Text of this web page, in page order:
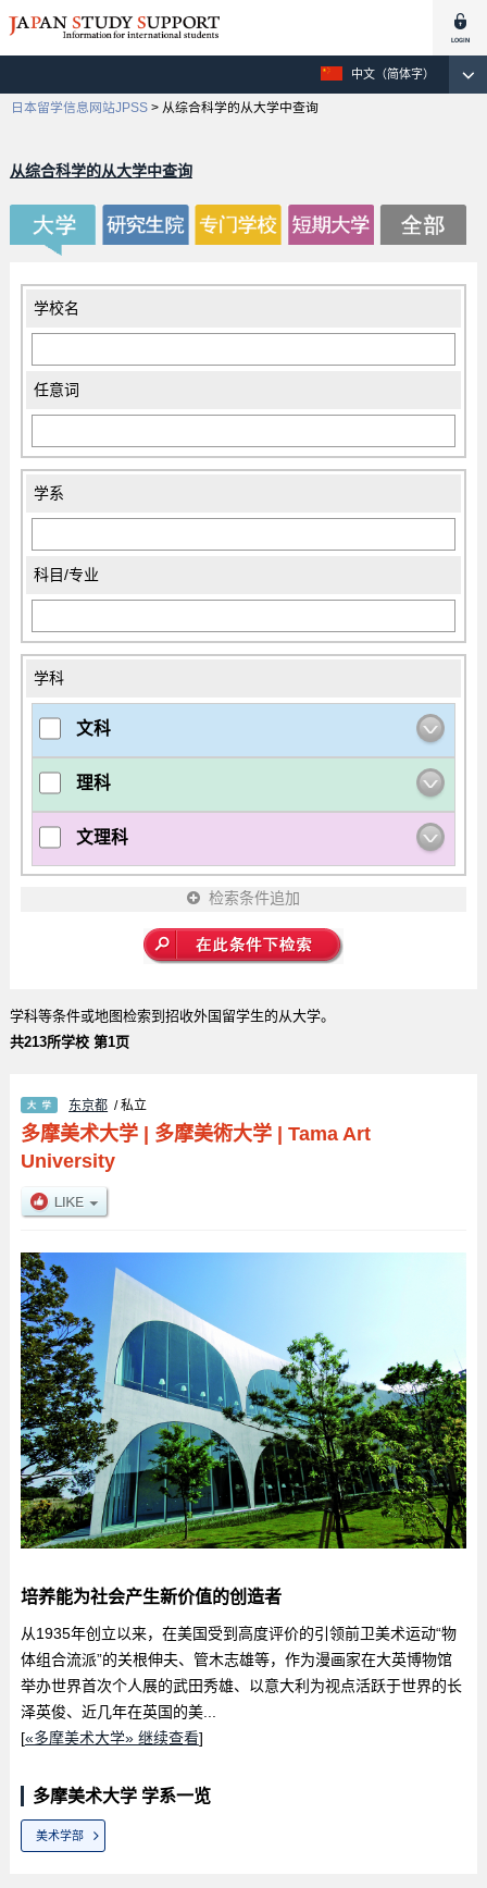
中文（简体字）
日本留学信息网站JPSS > 从综合科学的从大学中查询
从综合科学的从大学中查询
学校名
任意词
学系
科目/专业
学科
文科
理科
文理科
检索条件追加
学科等条件或地图检索到招收外国留学生的从大学。
共213所学校 第1页
东京都 / 私立
多摩美术大学| 多摩美術大学| Tama Art
University
培养能为社会产生新价值的创造者
从1935年创立以来，在美国受到高度评价的引领前卫美术运动“物
体组合流派”的关根伸夫、管木志雄等，作为漫画家在大英博物馆
举办世界首次个人展的武田秀雄、以意大利为视点活跃于世界的长
泽英俊、近几年在英国的美...
[«多摩美术大学» 继续查看]
多摩美术大学 学系一览
美术学部